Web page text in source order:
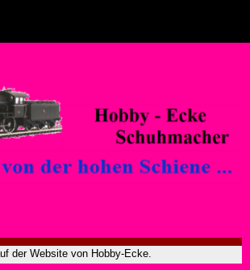
der Website von Hobby-Ecke.